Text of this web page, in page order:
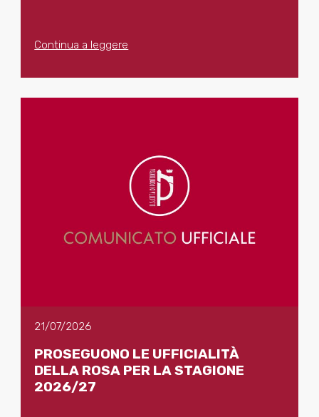
Continua a leggere
21/07/2026
PROSEGUONO LE UFFICIALITÀ
DELLA ROSA PER LA STAGIONE
2026/27